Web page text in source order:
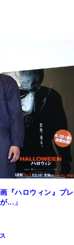
『ハロウィン』プレ
...」